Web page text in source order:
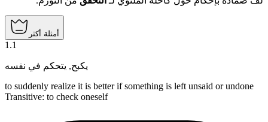
أمثلة أكثر
1 .1
يكبح, يتحكم في نفسه
to suddenly realize it is better if something is left unsaid or undone
Transitive: to check oneself